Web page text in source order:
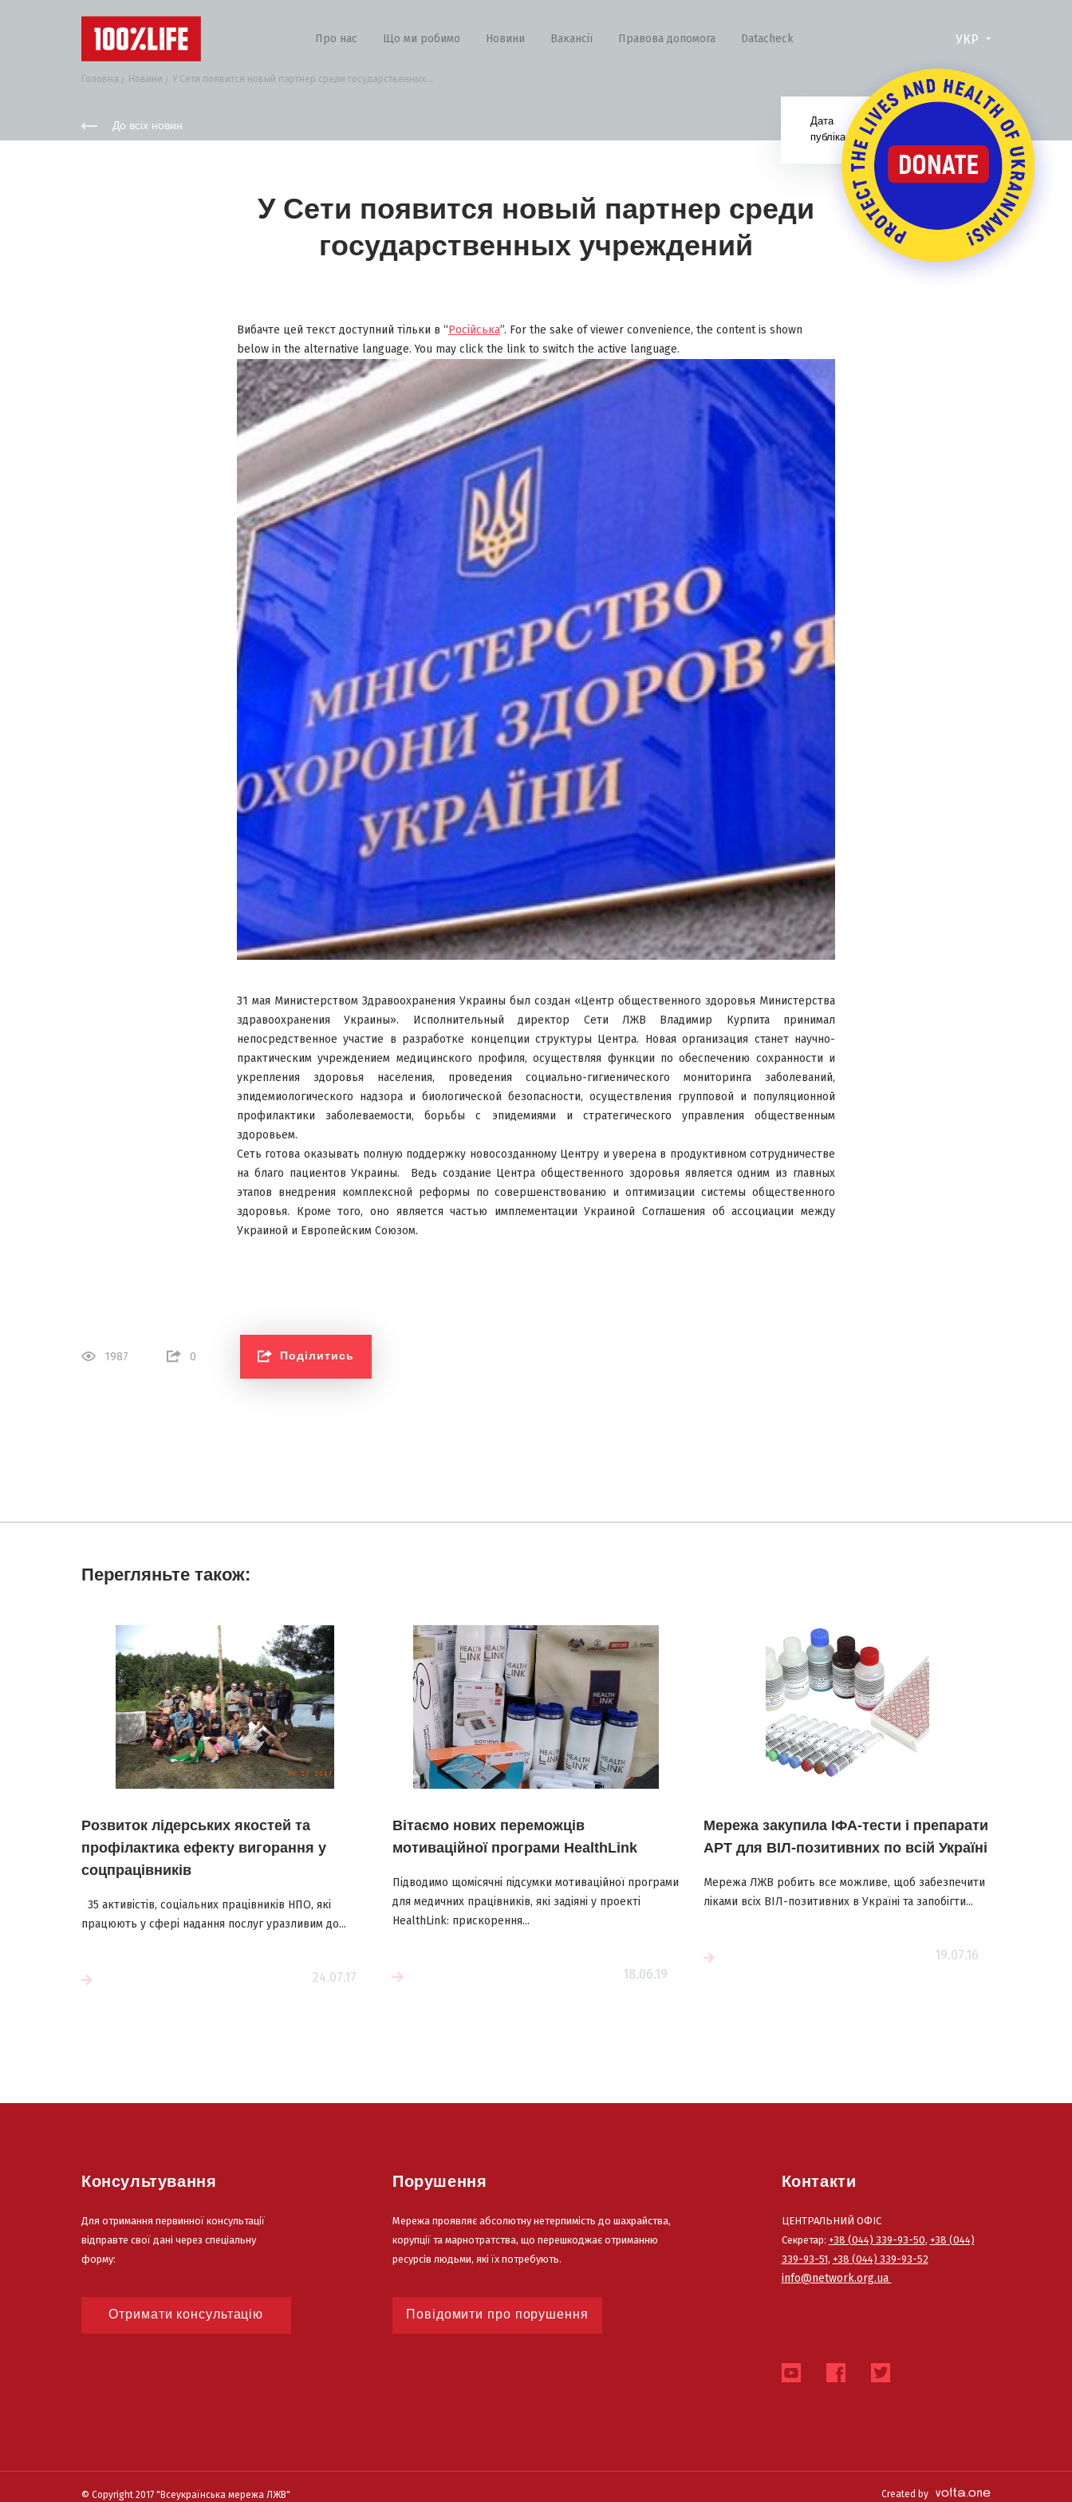
Про нас Що ми робимо Новини Вакансії Правова допомога Datacheck УКР
Головна Новини У Сети появится новый партнер среди государственных...
До всіх новин
Дата
публікації:
У Сети появится новый партнер среди
государственных учреждений
Вибачте цей текст доступний тільки в “Російська”. For the sake of viewer convenience, the content is shown
below in the alternative language. You may click the link to switch the active language.
31 мая Министерством Здравоохранения Украины был создан «Центр общественного здоровья Министерства
здравоохранения Украины». Исполнительный директор Сети ЛЖВ Владимир Курпита принимал
непосредственное участие в разработке концепции структуры Центра. Новая организация станет научно-
практическим учреждением медицинского профиля, осуществляя функции по обеспечению сохранности и
укрепления здоровья населения, проведения социально-гигиенического мониторинга заболеваний,
эпидемиологического надзора и биологической безопасности, осуществления групповой и популяционной
профилактики заболеваемости, борьбы с эпидемиями и стратегического управления общественным
здоровьем.
Сеть готова оказывать полную поддержку новосозданному Центру и уверена в продуктивном сотрудничестве
на благо пациентов Украины. Ведь создание Центра общественного здоровья является одним из главных
этапов внедрения комплексной реформы по совершенствованию и оптимизации системы общественного
здоровья. Кроме того, оно является частью имплементации Украиной Соглашения об ассоциации между
Украиной и Европейским Союзом.
1987 0 Поділитись
Перегляньте також:
Розвиток лідерських якостей та
профілактика ефекту вигорання у
соцпрацівників
35 активістів, соціальних працівників НПО, які
працюють у сфері надання послуг уразливим до...
24.07.17
Вітаємо нових переможців
мотиваційної програми HealthLink
Підводимо щомісячні підсумки мотиваційної програми
для медичних працівників, які задіяні у проекті
HealthLink: прискорення...
18.06.19
Читати більше
Мережа закупила ІФА-тести і препарати
АРТ для ВІЛ-позитивних по всій Україні
Мережа ЛЖВ робить все можливе, щоб забезпечити
ліками всіх ВІЛ-позитивних в Україні та запобігти...
19.07.16
Консультування
Для отримання первинної консультації
відправте свої дані через спеціальну
форму:
Отримати консультацію
Порушення
Мережа проявляє абсолютну нетерпимість до шахрайства,
корупції та марнотратства, що перешкоджає отриманню
ресурсів людьми, які їх потребують.
Повідомити про порушення
Контакти
ЦЕНТРАЛЬНИЙ ОФІС
Секретар: +38 (044) 339-93-50, +38 (044)
339-93-51, +38 (044) 339-93-52
info@network.org.ua
© Copyright 2017 "Всеукраїнська мережа ЛЖВ" Created by